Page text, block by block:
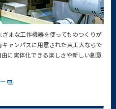
まな工作機器を使ってものつくりが
ャンパスに用意された東工大ならで
に実体化できる楽しさや新しい創意